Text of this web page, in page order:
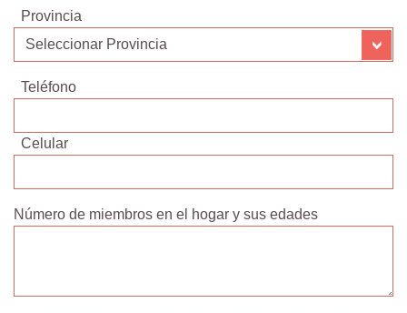
Provincia
Teléfono
Celular
Número de miembros en el hogar y sus edades